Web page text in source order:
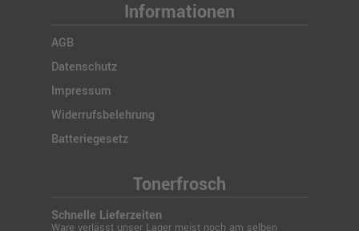
Informationen
AGB
Datenschutz
Impressum
Widerrufsbelehrung
Batteriegesetz
Tonerfrosch
Schnelle Lieferzeiten
Ware verlässt unser Lager meist noch am selben